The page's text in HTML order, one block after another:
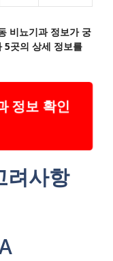
비뇨기과 정보가 궁
5곳의 상세 정보를
정보 확인
려사항